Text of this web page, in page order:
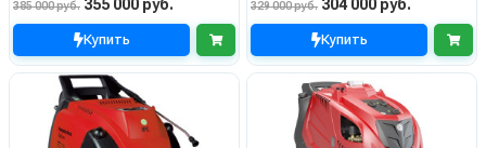
385 000 руб. 355 000 руб.
Купить
329 000 руб. 304 000 руб.
Купить